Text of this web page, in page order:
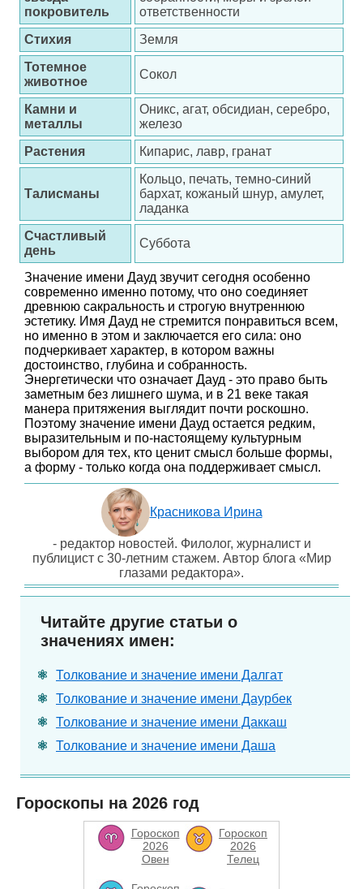
покровитель
ответственности
Стихия
Земля
Тотемное
животное
Сокол
Камни и
металлы
Оникс, агат, обсидиан, серебро,
железо
Растения
Кипарис, лавр, гранат
Талисманы
Кольцо, печать, темно-синий
бархат, кожаный шнур, амулет,
ладанка
Счастливый
день
Суббота
Значение имени Дауд звучит сегодня особенно
современно именно потому, что оно соединяет
древнюю сакральность и строгую внутреннюю
эстетику. Имя Дауд не стремится понравиться всем,
но именно в этом и заключается его сила: оно
подчеркивает характер, в котором важны
достоинство, глубина и собранность.
Энергетически что означает Дауд - это право быть
заметным без лишнего шума, и в 21 веке такая
манера притяжения выглядит почти роскошно.
Поэтому значение имени Дауд остается редким,
выразительным и по-настоящему культурным
выбором для тех, кто ценит смысл больше формы,
а форму - только когда она поддерживает смысл.
Красникова Ирина
- редактор новостей. Филолог, журналист и
публицист с 30-летним стажем. Автор блога «Мир
глазами редактора».
Читайте другие статьи о
значениях имен:
Толкование и значение имени Далгат
Толкование и значение имени Даурбек
Толкование и значение имени Даккаш
Толкование и значение имени Даша
Гороскопы на 2026 год
Гороскоп
2026
Овен
Гороскоп
2026
Телец